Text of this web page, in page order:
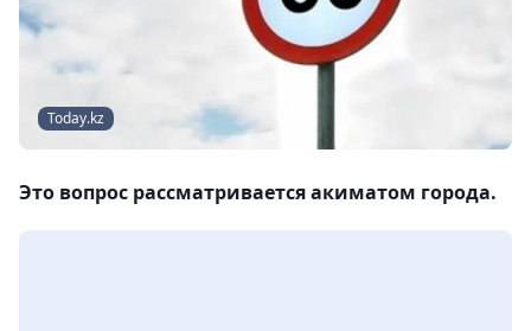
Today.kz
Это вопрос рассматривается акиматом города.